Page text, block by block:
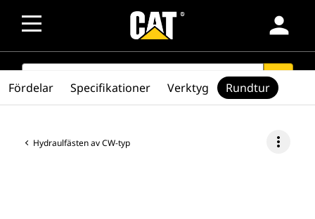
person
SEARCH search
Hydraulfästen av CW-typ more_vert
Fördelar Specifikationer Verktyg Rundtur